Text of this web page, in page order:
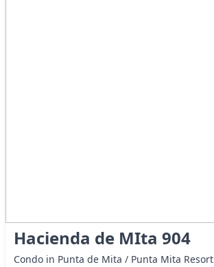
Hacienda de MIta 904
Condo in Punta de Mita / Punta Mita Resort